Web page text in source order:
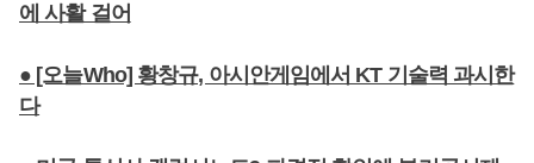
에 사활 걸어
● [오늘Who] 황창규, 아시안게임에서 KT 기술력 과시한
다